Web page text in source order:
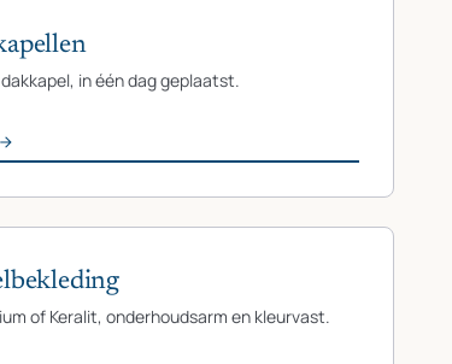
in één dag geplaatst.
of Keralit, onderhoudsarm en kleurvast.